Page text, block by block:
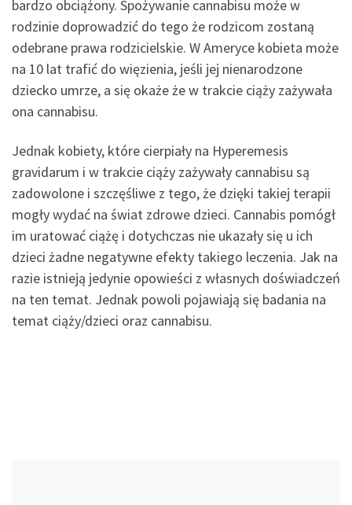
bardzo obciążony. Spożywanie cannabisu może w
rodzinie doprowadzić do tego że rodzicom zostaną
odebrane prawa rodzicielskie. W Ameryce kobieta może
na 10 lat trafić do więzienia, jeśli jej nienarodzone
dziecko umrze, a się okaże że w trakcie ciąży zażywała
ona cannabisu.
Jednak kobiety, które cierpiały na Hyperemesis
gravidarum i w trakcie ciąży zażywały cannabisu są
zadowolone i szczęśliwe z tego, że dzięki takiej terapii
mogły wydać na świat zdrowe dzieci. Cannabis pomógł
im uratować ciążę i dotychczas nie ukazały się u ich
dzieci żadne negatywne efekty takiego leczenia. Jak na
razie istnieją jedynie opowieści z własnych doświadczeń
na ten temat. Jednak powoli pojawiają się badania na
temat ciąży/dzieci oraz cannabisu.